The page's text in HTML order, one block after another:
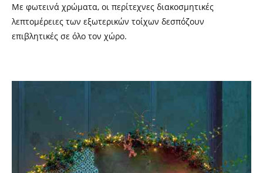
Με φωτεινά χρώματα, οι περίτεχνες διακοσμητικές
λεπτομέρειες των εξωτερικών τοίχων δεσπόζουν
επιβλητικές σε όλο τον χώρο.